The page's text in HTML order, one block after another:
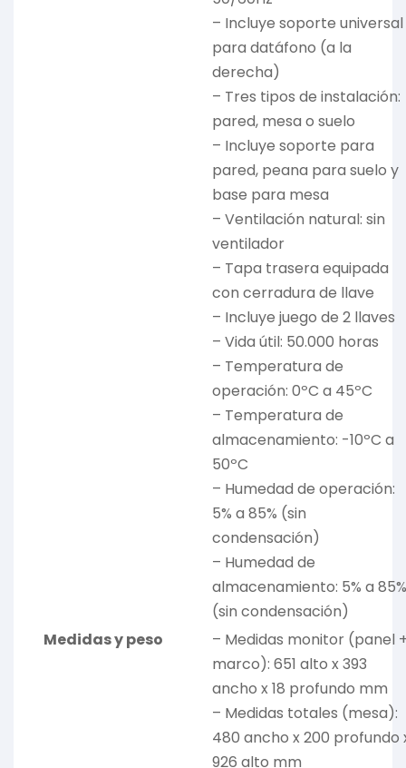
– Incluye soporte universal
para datáfono (a la
derecha)
– Tres tipos de instalación:
pared, mesa o suelo
– Incluye soporte para
pared, peana para suelo y
base para mesa
– Ventilación natural: sin
ventilador
– Tapa trasera equipada
con cerradura de llave
– Incluye juego de 2 llaves
– Vida útil: 50.000 horas
– Temperatura de
operación: 0ºC a 45ºC
– Temperatura de
almacenamiento: -10ºC a
50ºC
– Humedad de operación:
5% a 85% (sin
condensación)
– Humedad de
almacenamiento: 5% a 85%
(sin condensación)
Medidas y peso
– Medidas monitor (panel
marco): 651 alto x 393
ancho x 18 profundo mm
– Medidas totales (mesa):
480 ancho x 200 profundo
926 alto mm